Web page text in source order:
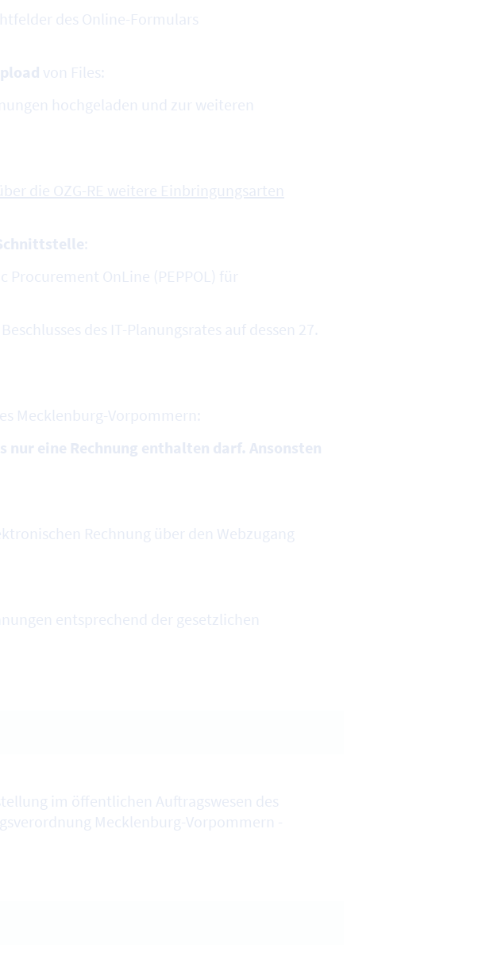
des Online-Formulars
von Files:
hochgeladen und zur weiteren
die OZG-RE weitere Einbringungsarten
:
OnLine (PEPPOL) für
des IT-Planungsrates auf dessen 27.
Mecklenburg-Vorpommern:
eine Rechnung enthalten darf. Ansonsten
Rechnung über den Webzugang
entsprechend der gesetzlichen
im öffentlichen Auftragswesen des
Mecklenburg-Vorpommern -